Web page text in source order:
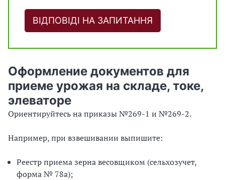
ВІДПОВІДІ НА ЗАПИТАННЯ
Оформление документов для
приеме урожая на складе, токе,
элеваторе
Ориентируйтесь на приказы №269-1 и №269-2.
Например, при взвешивании выпишите:
Реестр приема зерна весовщиком (сельхозучет,
форма № 78а);